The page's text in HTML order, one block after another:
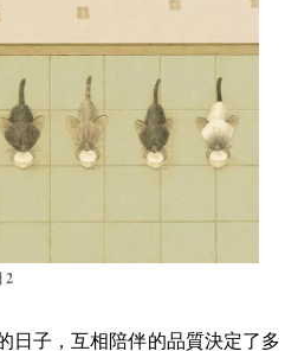
2
日子，互相陪伴的品質決定了多